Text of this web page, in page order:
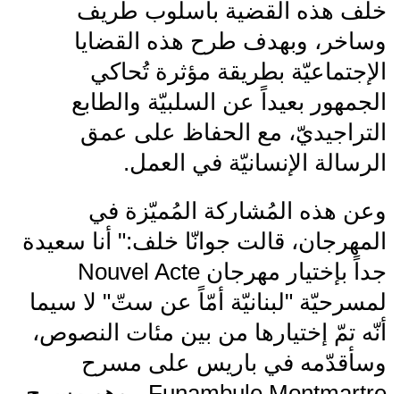
خلف هذه القضية بأسلوب طريف
وساخر، وبهدف طرح هذه القضايا
الإجتماعيّة بطريقة مؤثرة تُحاكي
الجمهور بعيداً عن السلبيّة والطابع
التراجيديّ، مع الحفاظ على عمق
الرسالة الإنسانيّة في العمل.
وعن هذه المُشاركة المُميّزة في
المهرجان، قالت جوانّا خلف:" أنا سعيدة
جداً بإختيار مهرجان Nouvel Acte
لمسرحيّة "لبنانيّة أمّاً عن ستّ" لا سيما
أنّه تمّ إختيارها من بين مئات النصوص،
وسأقدّمه في باريس على مسرح